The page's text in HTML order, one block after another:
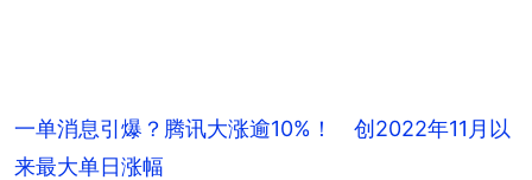
一单消息引爆？腾讯大涨逾10%！ 创2022年11月以
来最大单日涨幅